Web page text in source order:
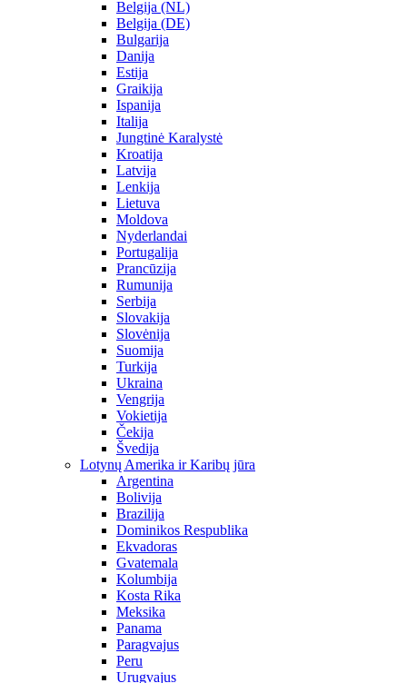
Belgija (NL)
Belgija (DE)
Bulgarija
Danija
Estija
Graikija
Ispanija
Italija
Jungtinė Karalystė
Kroatija
Latvija
Lenkija
Lietuva
Moldova
Nyderlandai
Portugalija
Prancūzija
Rumunija
Serbija
Slovakija
Slovėnija
Suomija
Turkija
Ukraina
Vengrija
Vokietija
Čekija
Švedija
Lotynų Amerika ir Karibų jūra
Argentina
Bolivija
Brazilija
Dominikos Respublika
Ekvadoras
Gvatemala
Kolumbija
Kosta Rika
Meksika
Panama
Paragvajus
Peru
Urugvajus